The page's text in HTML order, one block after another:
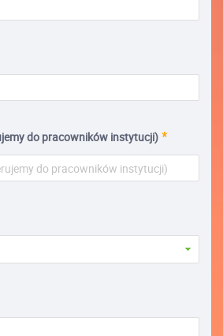
do pracowników instytucji)